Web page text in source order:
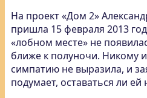
На проект «Дом 2»
пришла 15 февраля 2013
«лобном месте» не
ближе к полуночи. Никому
симпатию не выразила, и
подумает, оставаться ли